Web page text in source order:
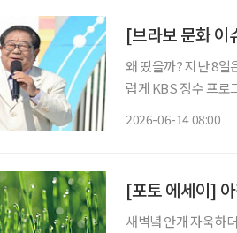
[브라보 문화 이
왜 떴을까? 지난 8일
럽게 KBS 장수 프로
2026-06-14 08:00
[포토 에세이]
새벽녘 안개 자욱하더니 아침 오